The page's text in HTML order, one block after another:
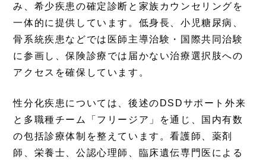
み、希少疾患の確定診断と家族カウンセリングを
一体的に提供しています。低身長、小児糖尿病、
骨系統疾患などでは医師主導治験・国際共同治験
に参画し、保険診療では届かない治療選択肢への
アクセスを確保しています。
性分化疾患については、後述のDSDサポート外来
と多職種チーム「フリージア」を通じ、国内有数
の包括診療体制を整えています。看護師、薬剤
師、栄養士、公認心理師、臨床遺伝専門医による